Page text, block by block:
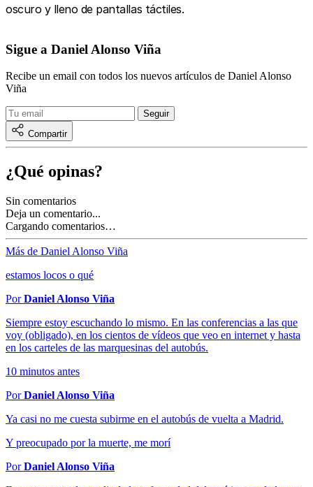
oscuro y lleno de pantallas táctiles.
Sigue a Daniel Alonso Viña
Recibe un email con todos los nuevos artículos de Daniel Alonso
Viña
Compartir
¿Qué opinas?
Sin comentarios
Deja un comentario...
Cargando comentarios…
Más de Daniel Alonso Viña
estamos locos o qué
PorDaniel Alonso Viña
Siempre estoy escuchando lo mismo. En las conferencias a las que
voy (obligado), en los cientos de vídeos que veo en internet y hasta
en los carteles de las marquesinas del autobús.
10 minutos antes
PorDaniel Alonso Viña
Ya casi no me cuesta subirme en el autobús de vuelta a Madrid.
Y preocupado por la muerte, me morí
PorDaniel Alonso Viña